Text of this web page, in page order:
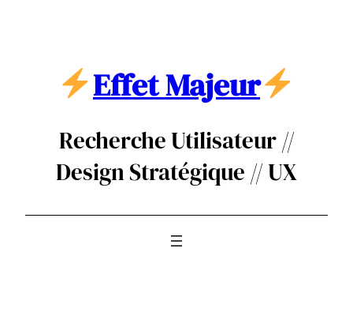
Effet Majeur
Recherche Utilisateur //
Design Stratégique // UX